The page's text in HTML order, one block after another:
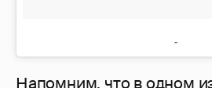
Напомним, что в одном